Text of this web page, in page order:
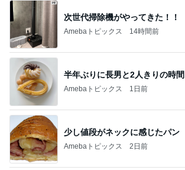
次世代掃除機がやってきた！！
Amebaトピックス 14時間前
半年ぶりに長男と2人きりの時間
Amebaトピックス 1日前
少し値段がネックに感じたパン
Amebaトピックス 2日前